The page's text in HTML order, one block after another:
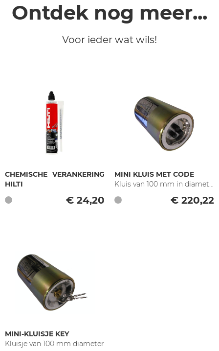
Ontdek nog meer...
Voor ieder wat wils!
CHEMISCHE VERANKERING
HILTI
€ 24,20
MINI KLUIS MET CODE
Kluis van 100 mm in diameter
€ 220,22
MINI-KLUISJE KEY
Kluisje van 100 mm diameter